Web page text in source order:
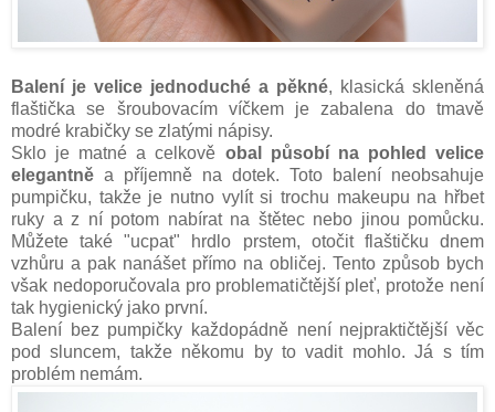
Balení je velice jednoduché a pěkné, klasická skleněná
flaštička se šroubovacím víčkem je zabalena do tmavě
modré krabičky se zlatými nápisy.
Sklo je matné a celkově obal působí na pohled velice
elegantně a příjemně na dotek. Toto balení neobsahuje
pumpičku, takže je nutno vylít si trochu makeupu na hřbet
ruky a z ní potom nabírat na štětec nebo jinou pomůcku.
Můžete také "ucpat" hrdlo prstem, otočit flaštičku dnem
vzhůru a pak nanášet přímo na obličej. Tento způsob bych
však nedoporučovala pro problematičtější pleť, protože není
tak hygienický jako první.
Balení bez pumpičky každopádně není nejpraktičtější věc
pod sluncem, takže někomu by to vadit mohlo. Já s tím
problém nemám.